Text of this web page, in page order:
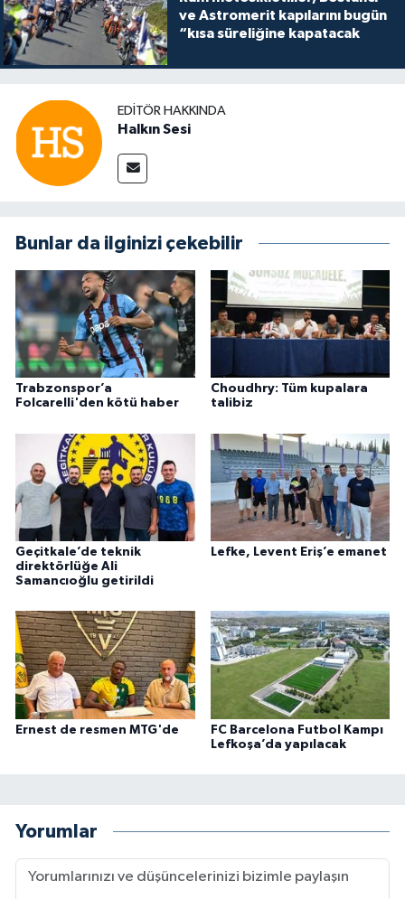
ve Astromerit kapılarını bugün
“kısa süreliğine kapatacak
EDITÖR HAKKINDA
Halkın Sesi
Bunlar da ilginizi çekebilir
Trabzonspor’a
Folcarelli'den kötü haber
Choudhry: Tüm kupalara
talibiz
Geçitkale’de teknik
direktörlüğe Ali
Samancıoğlu getirildi
Lefke, Levent Eriş’e emanet
Ernest de resmen MTG'de
FC Barcelona Futbol Kampı
Lefkoşa’da yapılacak
Yorumlar